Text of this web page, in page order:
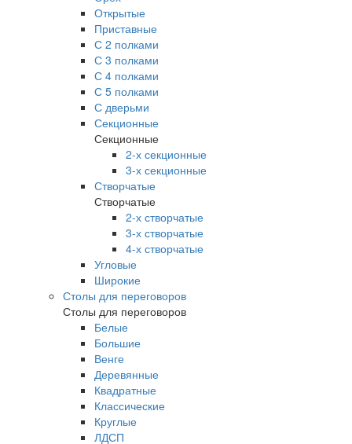
Открытые
Приставные
С 2 полками
С 3 полками
С 4 полками
С 5 полками
С дверьми
Секционные
Секционные
2-х секционные
3-х секционные
Створчатые
Створчатые
2-х створчатые
3-х створчатые
4-х створчатые
Угловые
Широкие
Столы для переговоров
Столы для переговоров
Белые
Большие
Венге
Деревянные
Квадратные
Классические
Круглые
ЛДСП